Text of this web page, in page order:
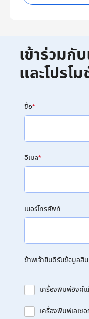
เข้าร่วมกั
และโปรโ
ชื่อ*
อีเมล*
เบอร์โทรศัพท์
ข้าพเจ้ายินดีรับข้อมูลสิ
:
เครื่องพิมพ์อิงค์
เครื่องพิมพ์เลเซอ